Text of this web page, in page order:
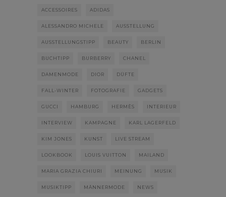
ACCESSOIRES ADIDAS
ALESSANDRO MICHELE AUSSTELLUNG
AUSSTELLUNGSTIPP BEAUTY BERLIN
BUCHTIPP BURBERRY CHANEL
DAMENMODE DIOR DÜFTE
FALL-WINTER FOTOGRAFIE GADGETS
GUCCI HAMBURG HERMÈS INTERIEUR
INTERVIEW KAMPAGNE KARL LAGERFELD
KIM JONES KUNST LIVE STREAM
LOOKBOOK LOUIS VUITTON MAILAND
MARIA GRAZIA CHIURI MEINUNG MUSIK
MUSIKTIPP MÄNNERMODE NEWS